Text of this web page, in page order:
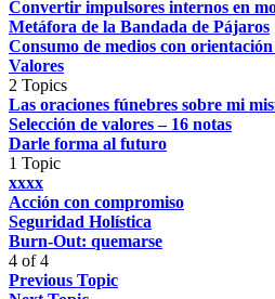
Convertir impulsores internos en
Metáfora de la Bandada de Pájaros
Consumo de medios con orientación
Valores
2 Topics
Las oraciones fúnebres sobre mi
Selección de valores – 16 notas
Darle forma al futuro
1 Topic
xxxx
Acción con compromiso
Seguridad Holística
Burn-Out: quemarse
4 of 4
Previous Topic